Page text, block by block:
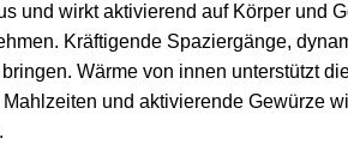
und wirkt aktivierend auf Körper und
Kräftigende Spaziergänge,
Wärme von innen unterstützt
und aktivierende Gewürze